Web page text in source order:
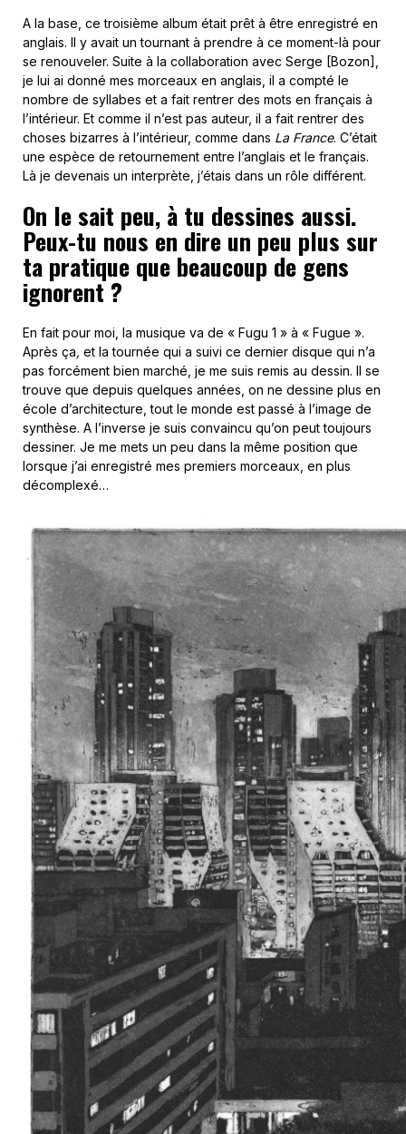
A la base, ce troisième album était prêt à être enregistré en
anglais. Il y avait un tournant à prendre à ce moment-là pour
se renouveler. Suite à la collaboration avec Serge [Bozon],
je lui ai donné mes morceaux en anglais, il a compté le
nombre de syllabes et a fait rentrer des mots en français à
l’intérieur. Et comme il n’est pas auteur, il a fait rentrer des
choses bizarres à l’intérieur, comme dans La France. C’était
une espèce de retournement entre l’anglais et le français.
Là je devenais un interprète, j’étais dans un rôle différent.
On le sait peu, à tu dessines aussi.
Peux-tu nous en dire un peu plus sur
ta pratique que beaucoup de gens
ignorent ?
En fait pour moi, la musique va de « Fugu 1 » à « Fugue ».
Après ça, et la tournée qui a suivi ce dernier disque qui n’a
pas forcément bien marché, je me suis remis au dessin. Il se
trouve que depuis quelques années, on ne dessine plus en
école d’architecture, tout le monde est passé à l’image de
synthèse. A l’inverse je suis convaincu qu’on peut toujours
dessiner. Je me mets un peu dans la même position que
lorsque j’ai enregistré mes premiers morceaux, en plus
décomplexé…